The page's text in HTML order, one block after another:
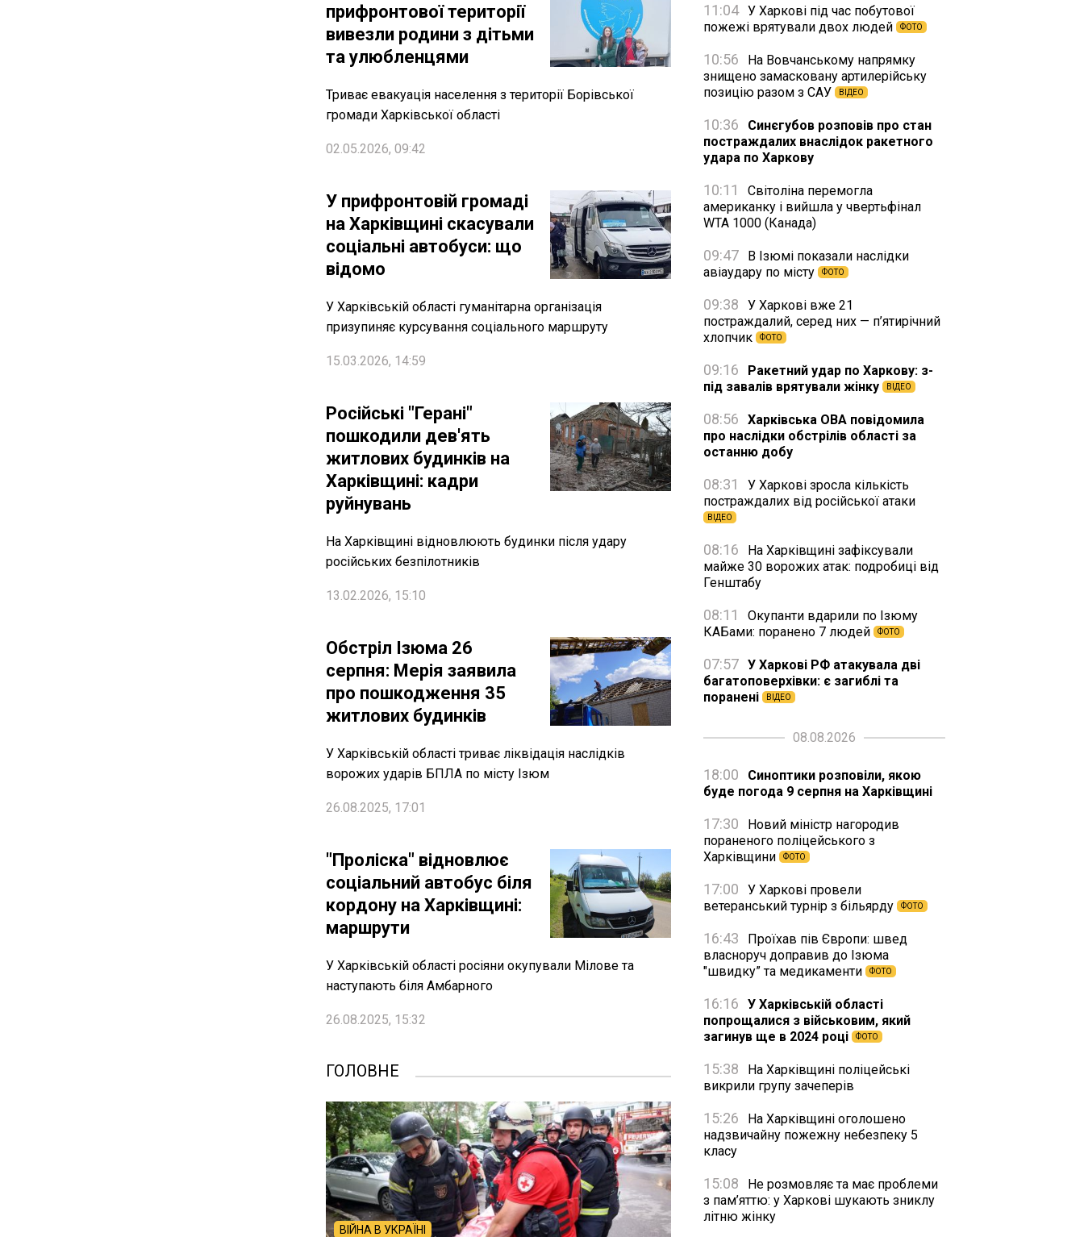
прифронтової території
вивезли родини з дітьми
та улюбленцями
Триває евакуація населення з території Борівської
громади Харківської області
02.05.2026, 09:42
У прифронтовій громаді
на Харківщині скасували
соціальні автобуси: що
відомо
У Харківській області гуманітарна організація
призупиняє курсування соціального маршруту
15.03.2026, 14:59
Російські "Герані"
пошкодили дев'ять
житлових будинків на
Харківщині: кадри
руйнувань
На Харківщині відновлюють будинки після удару
російських безпілотників
13.02.2026, 15:10
Обстріл Ізюма 26
серпня: Мерія заявила
про пошкодження 35
житлових будинків
У Харківській області триває ліквідація наслідків
ворожих ударів БПЛА по місту Ізюм
26.08.2025, 17:01
"Проліска" відновлює
соціальний автобус біля
кордону на Харківщині:
маршрути
У Харківській області росіяни окупували Мілове та
наступають біля Амбарного
26.08.2025, 15:32
ГОЛОВНЕ
ВІЙНА В УКРАЇНІ
11:04 У Харкові під час побутової
пожежі врятували двох людей
ФОТО
10:56
На Вовчанському напрямку
знищено замасковану артилерійську
позицію разом з САУ
ВІДЕО
10:36
Синєгубов розповів про стан
постраждалих внаслідок ракетного
удара по Харкову
10:11
Світоліна перемогла
американку і вийшла у чвертьфінал
WTA 1000 (Канада)
09:47
В Ізюмі показали наслідки
авіаудару по місту
ФОТО
09:38
У Харкові вже 21
постраждалий, серед них — п’ятирічний
хлопчик
ФОТО
09:16
Ракетний удар по Харкову: з-
під завалів врятували жінку
ВІДЕО
08:56
Харківська ОВА повідомила
про наслідки обстрілів області за
останню добу
08:31
У Харкові зросла кількість
постраждалих від російської атаки
ВІДЕО
08:16
На Харківщині зафіксували
майже 30 ворожих атак: подробиці від
Генштабу
08:11
Окупанти вдарили по Ізюму
КАБами: поранено 7 людей
ФОТО
07:57 У Харкові РФ атакувала дві
багатоповерхівки: є загиблі та
поранені
ВІДЕО
08.08.2026
18:00
Синоптики розповіли, якою
буде погода 9 серпня на Харківщині
17:30
Новий міністр нагородив
пораненого поліцейського з
Харківщини
ФОТО
17:00
У Харкові провели
ветеранський турнір з більярду
ФОТО
16:43
Проїхав пів Європи: швед
власноруч доправив до Ізюма
"швидку” та медикаменти
ФОТО
16:16
У Харківській області
попрощалися з військовим, який
загинув ще в 2024 році
ФОТО
15:38
На Харківщині поліцейські
викрили групу зачеперів
15:26
На Харківщині оголошено
надзвичайну пожежну небезпеку 5
класу
15:08
Не розмовляє та має проблеми
з пам’яттю: у Харкові шукають зниклу
літню жінку